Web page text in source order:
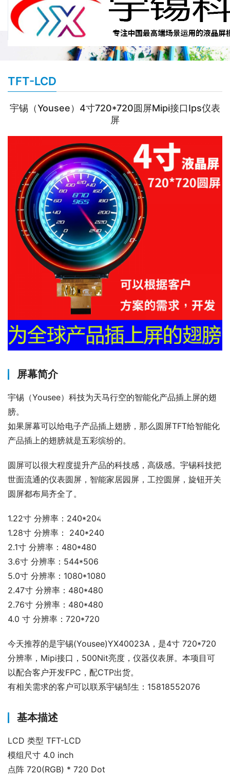
TFT-LCD
宇锡（Yousee）4寸720*720圆屏Mipi接口Ips仪表
屏
屏幕简介
宇锡（Yousee）科技为天马行空的智能化产品插上屏的翅
膀。
如果屏幕可以给电子产品插上翅膀，那么圆屏TFT给智能化
产品插上的翅膀就是五彩缤纷的。
圆屏可以很大程度提升产品的科技感，高级感。宇锡科技把
世面流通的仪表圆屏，智能家居园屏，工控圆屏，旋钮开关
圆屏都布局齐全了。
1.22寸 分辨率：240*204
1.28寸 分辨率： 240*240
2.1寸 分辨率：480*480
3.6寸 分辨率：544*506
5.0寸 分辨率：1080*1080
2.47寸 分辨率：480*480
2.76寸 分辨率：480*480
4.0 寸 分辨率：720*720
今天推荐的是宇锡(Yousee)YX40023A，是4寸 720*720
分辨率，Mipi接口，500Nit亮度，仪器仪表屏。本项目可
以配合客户开发FPC，配CTP出货。
有相关需求的客户可以联系宇锡邹生：15818552076
基本描述
LCD 类型 TFT-LCD
模组尺寸 4.0 inch
点阵 720(RGB) * 720 Dot